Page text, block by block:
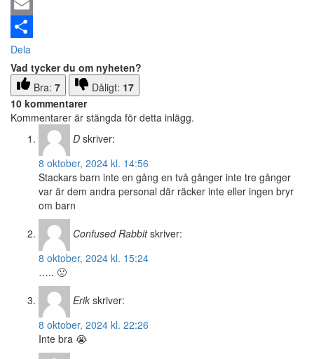
Email
Dela
Vad tycker du om nyheten?
Bra: 7 Dåligt: 17
10 kommentarer
Kommentarer är stängda för detta inlägg.
D skriver:
8 oktober, 2024 kl. 14:56
Stackars barn inte en gång en två gånger inte tre gånger
var är dem andra personal där räcker inte eller ingen bryr
om barn
Confused Rabbit skriver:
8 oktober, 2024 kl. 15:24
….. 🙁
Erik skriver:
8 oktober, 2024 kl. 22:26
Inte bra 😭